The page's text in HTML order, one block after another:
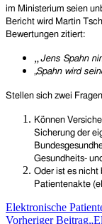
im Ministerium seien
Bericht wird Martin
Bewertungen zitiert:
Jens Spahn
„Spahn wird
Stellen sich zwei
Können
Sicherung der
Gesundheits-
Oder ist es nicht
Patientenakte
Elektronische
Vorheriger Beitrag